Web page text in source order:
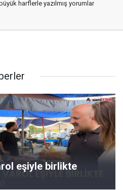
harflerle yazılmış yorumlar